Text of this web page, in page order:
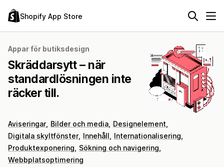
Shopify App Store
Appar för butiksdesign
Skräddarsytt – när
standardlösningen inte
räcker till.
Aviseringar Bilder och media Designelement
Digitala skyltfönster Innehåll
Internationalisering
Produktexponering
Sökning och navigering
Webbplatsoptimering